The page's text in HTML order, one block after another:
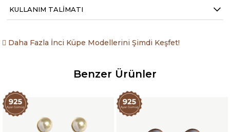
22K Altın kaplama
Yaklaşık Gramaj: 11.50gr
Gerçek incilerle detaylandırılmıştır.
Teslim süresi sipariş yoğunluğuna göre 5 ila 7 iş günü
Çift olarak satılmaktadır.
KULLANIM TALIMATI
Daha Fazla İnci Küpe Modellerini Şimdi Keşfet!
Benzer Ürünler